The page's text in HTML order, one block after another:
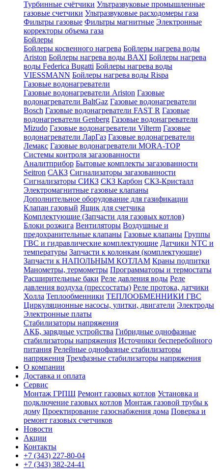
Турбинные счётчики Ультразвуковые промышленные
газовые счетчики Ультразвуковые расходомеры газа
Фильтры газовые Фильтры магнитные Электронные
корректоры объема газа
Бойлеры
Бойлеры косвенного нагрева Бойлеры нагрева воды
Ariston Бойлеры нагрева воды BAXI Бойлеры нагрева
воды Federica Bugatti Бойлеры нагрева воды
VIESSMANN Бойлеры нагрева воды Rispa
Газовые водонагреватели
Газовые водонагреватели Ariston Газовые
водонагреватели BaltGaz Газовые водонагреватели
Bosch Газовые водонагреватели FAST R Газовые
водонагреватели Genberg Газовые водонагреватели
Mizudo Газовые водонагреватели Vilterm Газовые
водонагреватели ЛарГаз Газовые водонагреватели
Лемакс Газовые водонагреватели MORA-TOP
Системы контроля загазованности
Аналитприбор Бытовые комплекты загазованности
Seitron САКЗ Сигнализаторы загазованности
Сигнализаторы СИКЗ СКЗ Карбон СКЗ-Кристалл
Электромагнитные газовые клапаны
Дополнительное оборудование для газификации
Клапан газовый Ящик для счетчика
Комплектующие (Запчасти для газовых котлов)
Блоки розжига Вентиляторы Воздушные и
предохранительные клапаны Газовые клапаны Группы
ГВС и гидравлические комплектующие Датчики NTC и
температуры Запчасти к колонкам (комплектующие)
Запчасти к НАПОЛЬНЫМ КОТЛАМ Краны подпитки
Манометры, термометры Программаторы и термостаты
Расширительные баки Реле давления воды Реле
давления воздуха (прессостаты) Реле протока, датчики
Холла Теплообменники ТЕПЛООБМЕННИКИ ГВС
Циркуляционные насосы, улитки, двигатели Электроды
Электронные платы
Стабилизаторы напряжения
АКБ, зарядные устройства Гибридные однофазные
стабилизаторы напряжения Источники бесперебойного
питания Релейные однофазные стабилизаторы
напряжения Трехфазные стабилизаторы напряжения
О компании
Доставка и оплата
Сервис
Монтаж ГРПШ Ремонт газовых котлов Установка и
подключение газовых котлов Монтаж газовой трубы к
дому Проектирование газоснабжения дома Поверка и
ремонт газовых счетчиков
Новости
Акции
Контакты
+7 (343) 227-80-04
+7 (343) 382-24-41